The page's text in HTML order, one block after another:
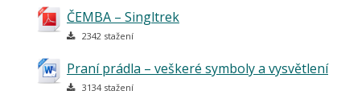
ČEMBA – Singltrek
2342 stažení
Praní prádla – veškeré symboly a vysvětlení
3134 stažení